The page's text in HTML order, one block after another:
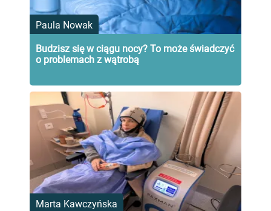
Paula Nowak
Budzisz się w ciągu nocy? To może świadczyć
o problemach z wątrobą
Marta Kawczyńska